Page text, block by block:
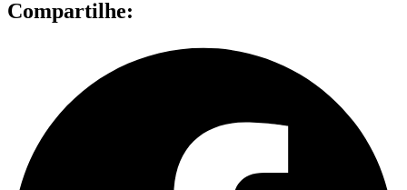
Compartilhe: